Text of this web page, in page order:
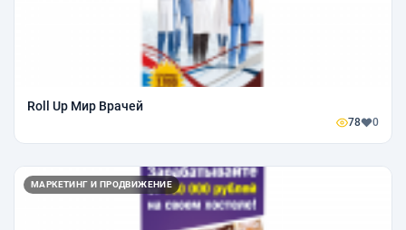
Roll Up Мир Врачей
78 0
МАРКЕТИНГ И ПРОДВИЖЕНИЕ